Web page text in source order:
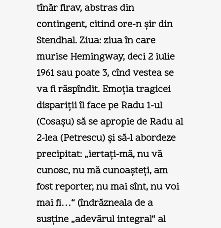
tînăr firav, abstras din
contingent, citind ore-n şir din
Stendhal. Ziua: ziua în care
murise Hemingway, deci 2 iulie
1961 sau poate 3, cînd vestea se
va fi răspîndit. Emoţia tragicei
dispariţii îl face pe Radu 1-ul
(Cosaşu) să se apropie de Radu al
2-lea (Petrescu) şi să-l abordeze
precipitat: „iertaţi-mă, nu vă
cunosc, nu mă cunoaşteţi, am
fost reporter, nu mai sînt, nu voi
mai fi…“ (îndrăzneala de a
susţine „adevărul integral“ al